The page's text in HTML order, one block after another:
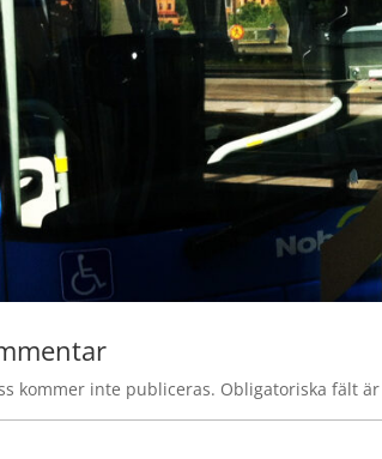
kommer inte publiceras. Obligatoriska fält